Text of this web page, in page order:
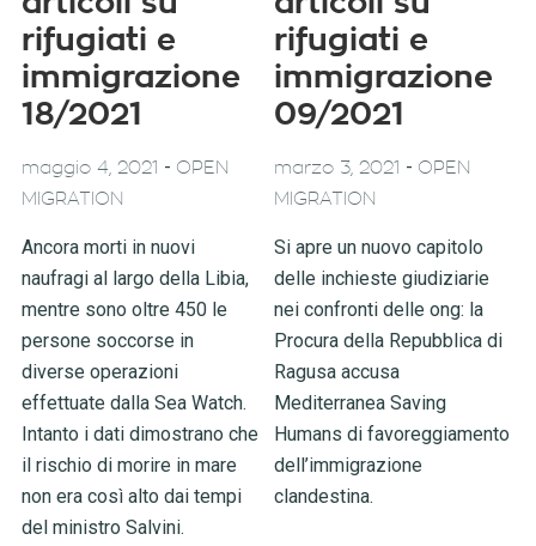
rifugiati e
immigrazione
18/2021
maggio 4, 2021 - OPEN
MIGRATION
Ancora morti in nuovi
naufragi al largo della Libia,
mentre sono oltre 450 le
persone soccorse in
diverse operazioni
effettuate dalla Sea Watch.
Intanto i dati dimostrano che
il rischio di morire in mare
non era così alto dai tempi
del ministro Salvini.
rifugiati e
immigrazione
09/2021
marzo 3, 2021 - OPEN
MIGRATION
Si apre un nuovo capitolo
delle inchieste giudiziarie
nei confronti delle ong: la
Procura della Repubblica di
Ragusa accusa
Mediterranea Saving
Humans di favoreggiamento
dell’immigrazione
clandestina.